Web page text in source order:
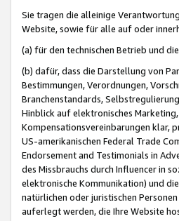
Sie tragen die alleinige
Website, sowie für alle auf oder
(a) für den technischen Betrieb und
(b) dafür, dass die Darstellung von
Bestimmungen, Verordnungen,
Branchenstandards,
Hinblick auf elektronisches
Kompensationsvereinbarungen klar,
US-amerikanischen Federal Trade
Endorsement and Testimonials in
des Missbrauchs durch Influencer in
elektronische Kommunikation) und
natürlichen oder juristischen
auferlegt werden, die Ihre Website